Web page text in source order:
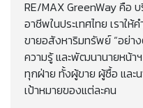
RE/MAX GreenWay คือ
อาชีพในประเทศไทย เราใ
ขายอสังหาริมทรัพย์ “อย่าง
ความรู้ และพัฒนานายหน้า
ทุกฝ่าย ทั้งผู้ขาย ผู้ซื้อ และ
เป้าหมายของแต่ละคน